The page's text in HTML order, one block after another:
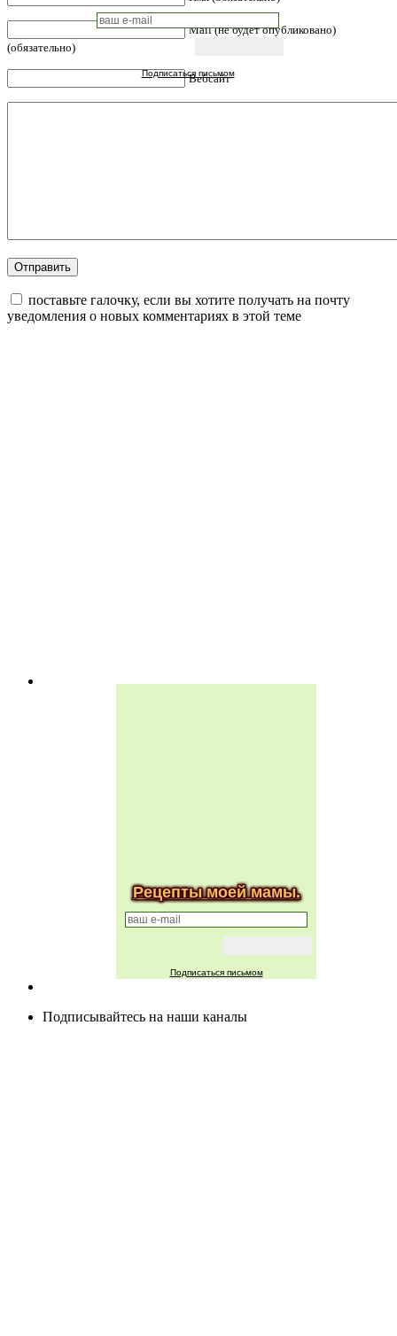
Подписаться письмом
Mail (не будет опубликовано)
(обязательно)
Вебсайт
поставьте галочку, если вы хотите получать на почту
уведомления о новых комментариях в этой теме
Рецепты моей мамы.
Подписаться письмом
Подписывайтесь на наши каналы